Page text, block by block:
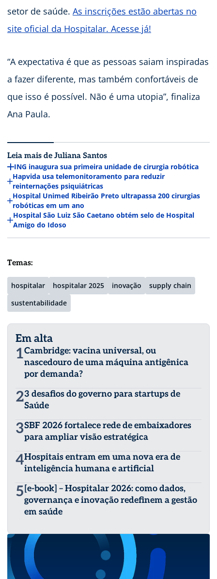
setor de saúde. As inscrições estão abertas no
site oficial da Hospitalar. Acesse já!
“A expectativa é que as pessoas saiam inspiradas
a fazer diferente, mas também confortáveis de
que isso é possível. Não é uma utopia”, finaliza
Ana Paula.
Leia mais de Juliana Santos
ING inaugura sua primeira unidade de cirurgia robótica
Hapvida usa telemonitoramento para reduzir
reinternações psiquiátricas
Hospital Unimed Ribeirão Preto ultrapassa 200 cirurgias
robóticas em um ano
Hospital São Luiz São Caetano obtém selo de Hospital
Amigo do Idoso
Temas:
hospitalar hospitalar 2025 inovação
supply chain
sustentabilidade
Em alta
1Cambridge: vacina universal, ou
nascedouro de uma máquina antigênica
por demanda?
23 desafios do governo para startups de
Saúde
3SBF 2026 fortalece rede de embaixadores
para ampliar visão estratégica
4Hospitais entram em uma nova era de
inteligência humana e artificial
5 [e-book] – Hospitalar 2026: como dados,
governança e inovação redefinem a gestão
em saúde